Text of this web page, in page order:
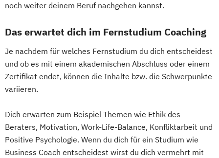
noch weiter deinem Beruf nachgehen kannst.
Das erwartet dich im Fernstudium Coaching
Je nachdem für welches Fernstudium du dich entscheidest
und ob es mit einem akademischen Abschluss oder einem
Zertifikat endet, können die Inhalte bzw. die Schwerpunkte
variieren.
Dich erwarten zum Beispiel Themen wie Ethik des
Beraters, Motivation, Work-Life-Balance, Konfliktarbeit und
Positive Psychologie. Wenn du dich für ein Studium wie
Business Coach entscheidest wirst du dich vermehrt mit